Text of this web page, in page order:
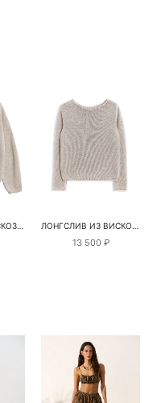
ДЖЕМПЕР ИЗ ВИСКОЗЫ С ЛЮРЕКСОМ И V-ОБРАЗНЫМ ВЫРЕЗОМ ЛОНГСЛИВ ИЗ ВИСКОЗЫ С ЛЮРЕКСОМ
13 500 ₽